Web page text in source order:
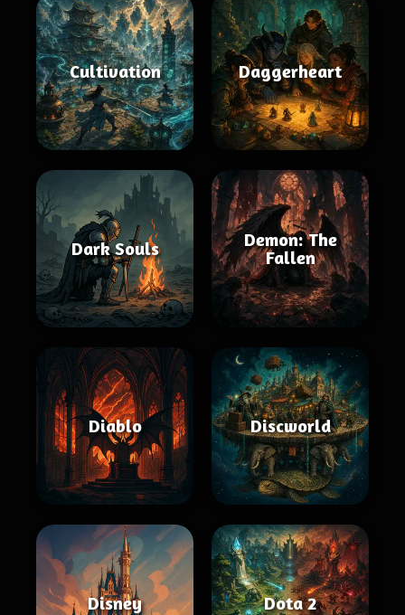
Cultivation Daggerheart
Dark Souls
Demon: The
Fallen
Diablo Discworld
Disney Dota 2